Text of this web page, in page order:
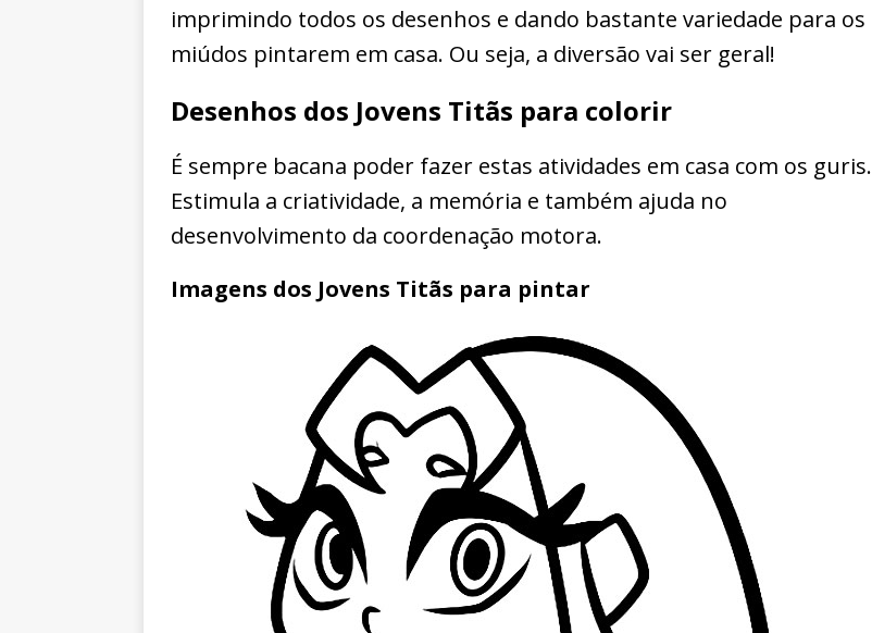
imprimindo todos os desenhos e dando bastante variedade para os
miúdos pintarem em casa. Ou seja, a diversão vai ser geral!
Desenhos dos Jovens Titãs para colorir
É sempre bacana poder fazer estas atividades em casa com os guris.
Estimula a criatividade, a memória e também ajuda no
desenvolvimento da coordenação motora.
Imagens dos Jovens Titãs para pintar